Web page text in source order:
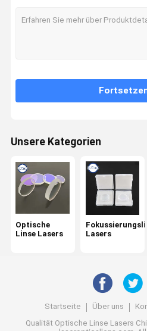
KTP-Kristalle
CCD-Linse
Unsere Kategorien
Optische
Linse Lasers
Lasers
Startseite Über uns
Qualität Optische Linse Lasers